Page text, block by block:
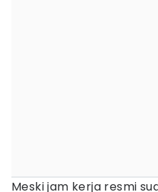
Meski jam kerja resmi